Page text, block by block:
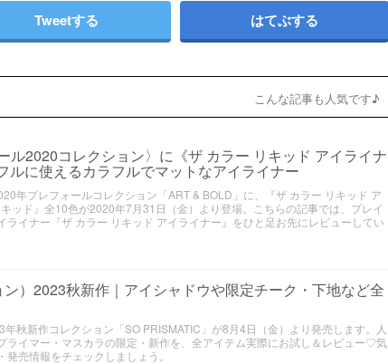
Tweetする はてぶする
こんな記事も人気です♪
ル2020コレクション〉に《ザ カラー リキッド アイライナ
ルに使えるカラフルでマットなアイライナー
年プレフォールコレクション「ART & BOLD」に、『ザ カラー リキッド ア
ッド』全10色が2020年7月31日（金）より登場。こちらの記事では、プレイ
ライナー『ザ カラー リキッド アイライナー』をひと足お先にレビューしてい
）2023秋新作｜アイシャドウや限定チーク・下地など全
秋新作コレクション「SO PRISMATIC」が8月4日（金）より発売します。人
ライマー・マスカラの限定・新作を、全アイテム実際にお試し＆レビュー♡気
売情報をチェックしましょう。